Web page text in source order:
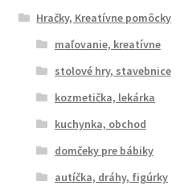
Hračky, Kreatívne pomôcky
maľovanie, kreatívne
stolové hry, stavebnice
kozmetička, lekárka
kuchynka, obchod
domčeky pre bábiky
autíčka, dráhy, figúrky